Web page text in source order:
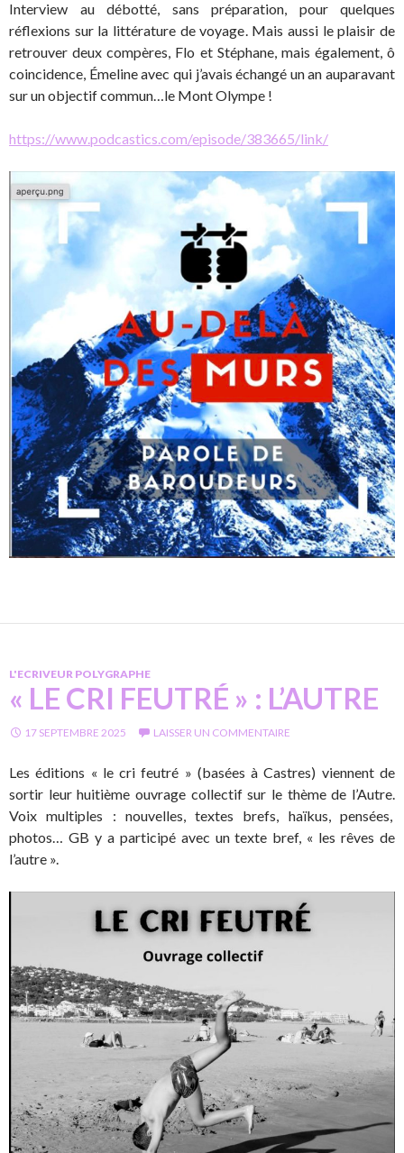
Interview au débotté, sans préparation, pour quelques
réflexions sur la littérature de voyage. Mais aussi le plaisir de
retrouver deux compères, Flo et Stéphane, mais également, ô
coincidence, Émeline avec qui j’avais échangé un an auparavant
sur un objectif commun…le Mont Olympe !
https://www.podcastics.com/episode/383665/link/
L'ECRIVEUR POLYGRAPHE
« LE CRI FEUTRÉ » : L’AUTRE
17 SEPTEMBRE 2025 LAISSER UN COMMENTAIRE
Les éditions « le cri feutré » (basées à Castres) viennent de
sortir leur huitième ouvrage collectif sur le thème de l’Autre.
Voix multiples : nouvelles, textes brefs, haïkus, pensées,
photos… GB y a participé avec un texte bref, « les rêves de
l’autre ».